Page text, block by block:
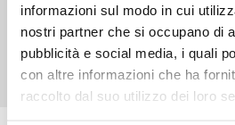
informazioni sul modo in cui
nostri partner che si occupano di
pubblicità e social media, i quali
con altre informazioni che ha
raccolto dal suo utilizzo dei loro